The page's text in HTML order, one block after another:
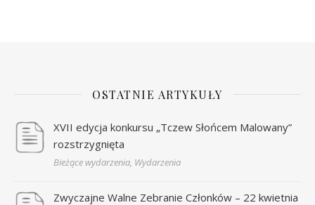
OSTATNIE ARTYKUŁY
XVII edycja konkursu „Tczew Słońcem Malowany”
rozstrzygnięta
Bieżące wydarzenia, Wydarzenia
Zwyczajne Walne Zebranie Członków – 22 kwietnia